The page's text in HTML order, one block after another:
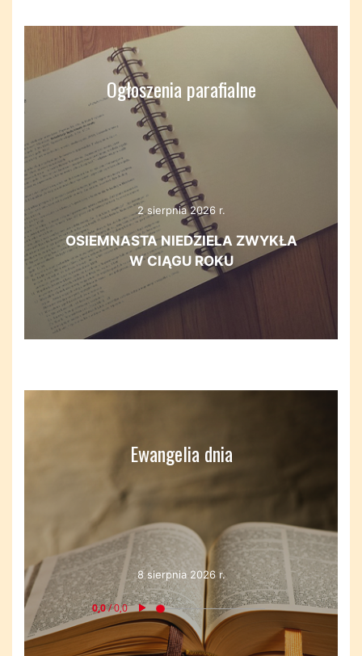
Ogłoszenia parafialne
2 sierpnia 2026 r.
OSIEMNASTA NIEDZIELA ZWYKŁA
W CIĄGU ROKU
Ewangelia dnia
8 sierpnia 2026 r.